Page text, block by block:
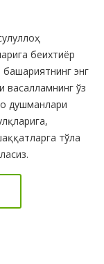
беихтиёр
энг
ўз
душманлари
тўла